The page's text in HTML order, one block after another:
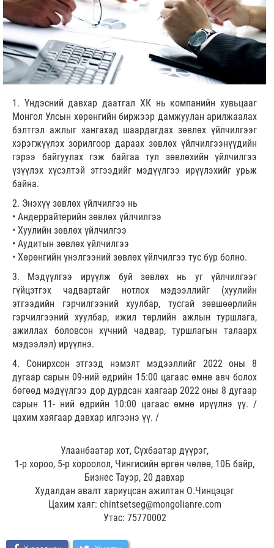
1. Үндэсний давхар даатгал ХК нь компанийн хувьцааг
Монгол Улсын хөрөнгийн биржээр дамжуулан арилжаалах
бэлтгэл ажлыг хангахад шаардагдах зөвлөх үйлчилгээг
хэрэгжүүлэх зорилгоор дараах зөвлөх үйлчилгээнүүдийн
гэрээ байгуулах гэж байгаа тул зөвлөхийн үйлчилгээ
үзүүлэх хүсэлтэй этгээдийг мэдүүлгээ ирүүлэхийг урьж
байна.
2. Энэхүү зөвлөх үйлчилгээ нь
• Андеррайтерийн зөвлөх үйлчилгээ
• Хуулийн зөвлөх үйлчилгээ
• Аудитын зөвлөх үйлчилгээ
• Хөрөнгийн үнэлгээний зөвлөх үйлчилгээ тус бүр болно.
3. Мэдүүлгээ ирүүлж буй зөвлөх нь уг үйлчилгээг
гүйцэтгэх чадвартайг нотлох мэдээллийг (хуулийн
этгээдийн гэрчилгээний хуулбар, тусгай зөвшөөрлийн
гэрчилгээний хуулбар, ижил төрлийн ажлын туршлага,
ажиллах боловсон хүчний чадвар, туршлагын талаарх
мэдээлэл) ирүүлнэ.
4. Сонирхсон этгээд нэмэлт мэдээллийг 2022 оны 8
дугаар сарын 09-ний өдрийн 15:00 цагаас өмнө авч болох
бөгөөд мэдүүлгээ дор дурдсан хаягаар 2022 оны 8 дугаар
сарын 11- ний өдрийн 10:00 цагаас өмнө ирүүлнэ үү. /
цахим хаягаар давхар илгээнэ үү. /
Улаанбаатар хот, Сүхбаатар дүүрэг,
1-р хороо, 5-р хороолол, Чингисийн өргөн чөлөө, 10Б байр,
Бизнес Тауэр, 20 давхар
Худалдан авалт хариуцсан ажилтан О.Чинцэцэг
Цахим хаяг: chintsetseg@mongolianre.com
Утас: 75770002